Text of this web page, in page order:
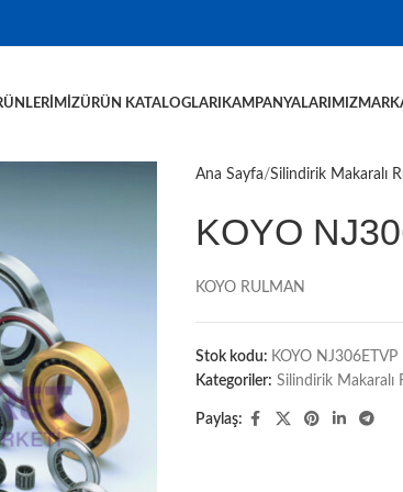
ÜRÜN KATALOGLARI KAMPANYALARIMIZ
Ana Sayfa Silindirik Makaralı
KOYO
KOYO RULMAN
Stok kodu: KOYO NJ306ETVP
Kategoriler: Silindirik Makaralı
Paylaş: